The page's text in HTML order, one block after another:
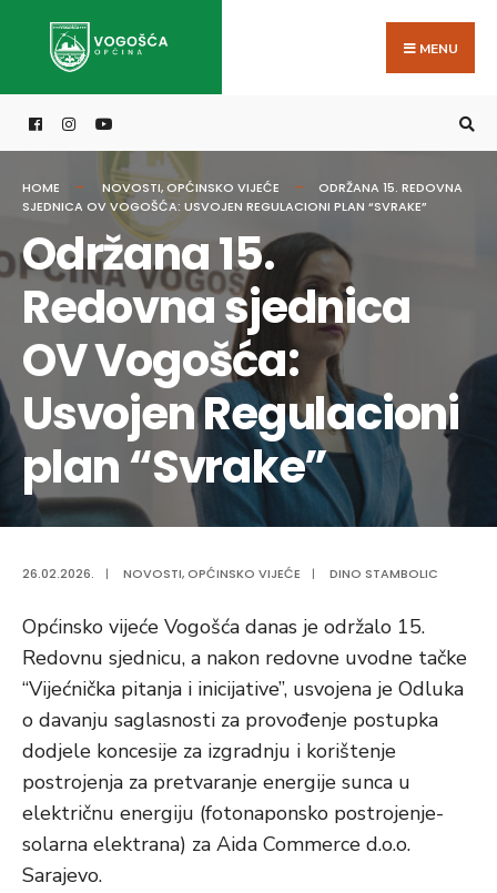
MENU
HOME NOVOSTI,OPĆINSKO VIJEĆE
ODRŽANA 15. REDOVNA
SJEDNICA OV VOGOŠĆA: USVOJEN REGULACIONI PLAN “SVRAKE”
Održana 15.
Redovna sjednica
OV Vogošća:
Usvojen Regulacioni
plan “Svrake”
26.02.2026. | NOVOSTI,OPĆINSKO VIJEĆE | DINO STAMBOLIC
Općinsko vijeće Vogošća danas je održalo 15.
Redovnu sjednicu, a nakon redovne uvodne tačke
“Vijećnička pitanja i inicijative”, usvojena je Odluka
o davanju saglasnosti za provođenje postupka
dodjele koncesije za izgradnju i korištenje
postrojenja za pretvaranje energije sunca u
električnu energiju (fotonaponsko postrojenje-
solarna elektrana) za Aida Commerce d.o.o.
Sarajevo.
for: